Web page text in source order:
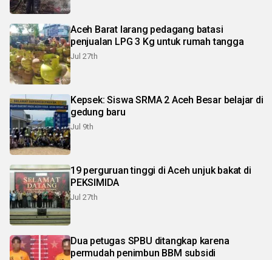
Aceh Barat larang pedagang batasi
penjualan LPG 3 Kg untuk rumah tangga
Jul 27th
Kepsek: Siswa SRMA 2 Aceh Besar belajar di
gedung baru
Jul 9th
19 perguruan tinggi di Aceh unjuk bakat di
PEKSIMIDA
Jul 27th
Dua petugas SPBU ditangkap karena
permudah penimbun BBM subsidi